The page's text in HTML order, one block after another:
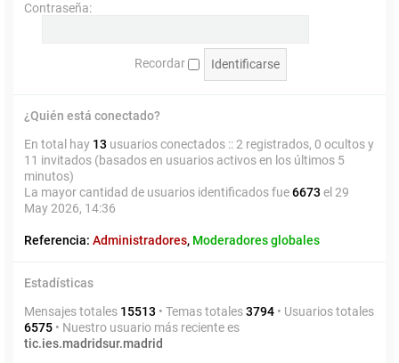
Contraseña:
Recordar
¿Quién está conectado?
En total hay 13 usuarios conectados :: 2 registrados, 0 ocultos y
11 invitados (basados en usuarios activos en los últimos 5
minutos)
La mayor cantidad de usuarios identificados fue6673 el 29
May 2026, 14:36
Referencia: Administradores, Moderadores globales
Estadísticas
Mensajes totales 15513 • Temas totales3794 • Usuarios totales
6575 • Nuestro usuario más reciente es
tic.ies.madridsur.madrid